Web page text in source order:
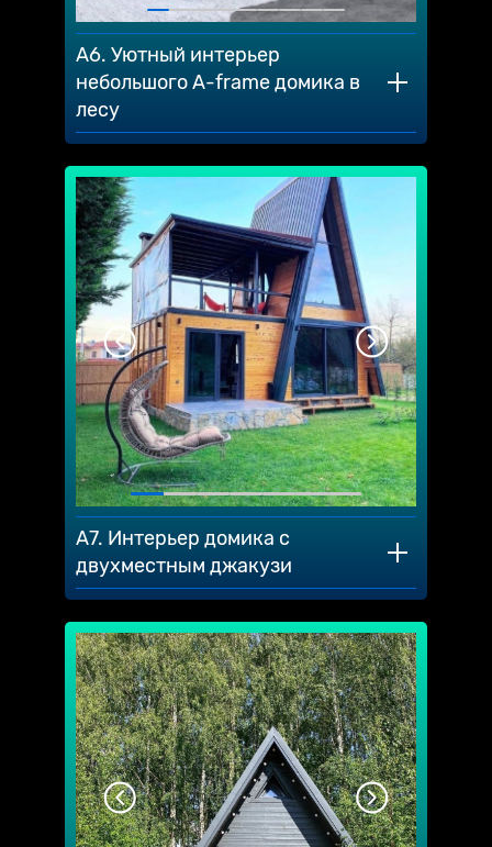
A6. Уютный интерьер
небольшого А-frame домика в
лесу
A7. Интерьер домика с
двухместным джакузи